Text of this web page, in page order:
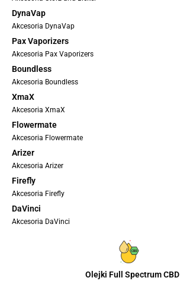
DynaVap
Akcesoria DynaVap
Pax Vaporizers
Akcesoria Pax Vaporizers
Boundless
Akcesoria Boundless
XmaX
Akcesoria XmaX
Flowermate
Akcesoria Flowermate
Arizer
Akcesoria Arizer
Firefly
Akcesoria Firefly
DaVinci
Akcesoria DaVinci
Olejki Full Spectrum CBD